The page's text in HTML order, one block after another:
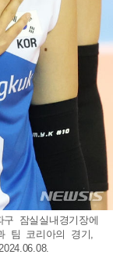
잠실실내경기장에
팀 코리아의 경기,